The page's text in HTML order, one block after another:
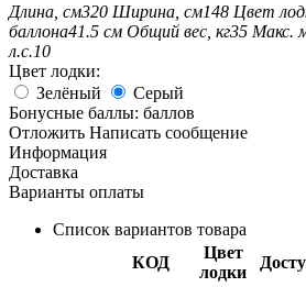
Длина, см320 Ширина, см148 Цвет
баллона41.5 см Общий вес, кг35 Макс.
л.с.10
Цвет лодки:
Зелёный
Серый
Бонусные баллы: баллов
Отложить Написать сообщение
Информация
Доставка
Варианты оплаты
Список вариантов товара
КОД
Цвет
лодки